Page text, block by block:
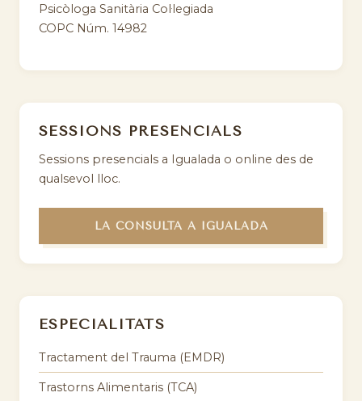
Psicòloga Sanitària Col·legiada
COPC Núm. 14982
SESSIONS PRESENCIALS
Sessions presencials a Igualada o online des de
qualsevol lloc.
LA CONSULTA A IGUALADA
ESPECIALITATS
Tractament del Trauma (EMDR)
Trastorns Alimentaris (TCA)